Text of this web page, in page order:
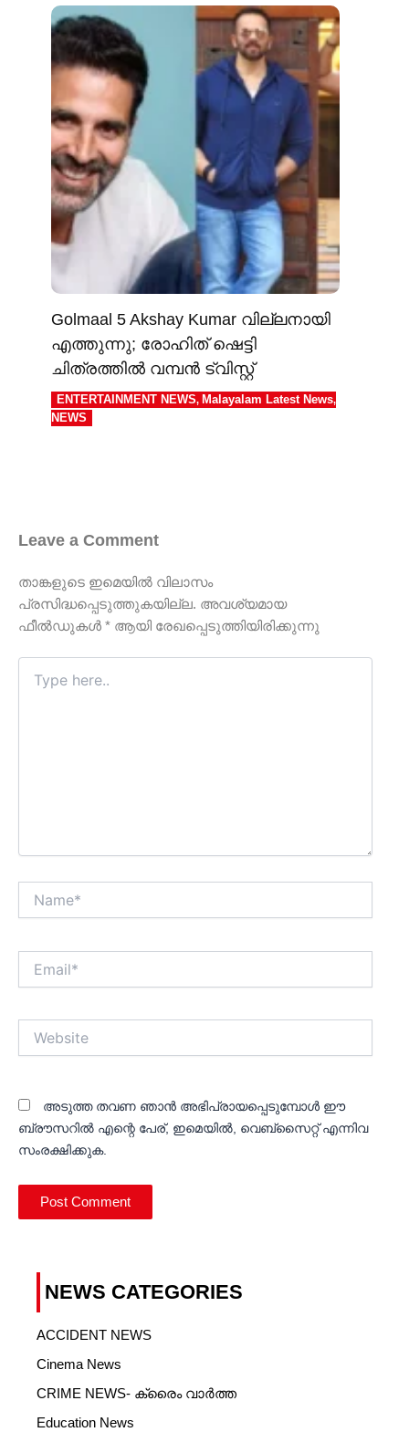
Golmaal 5 Akshay Kumar വില്ലനായി
എത്തുന്നു; രോഹിത് ഷെട്ടി
ചിത്രത്തിൽ വമ്പൻ ട്വിസ്റ്റ്
ENTERTAINMENT NEWS, Malayalam Latest News,
NEWS
Leave a Comment
താങ്കളുടെ ഇമെയില്‍ വിലാസം
പ്രസിദ്ധപ്പെടുത്തുകയില്ല. അവശ്യമായ
ഫീല്‍ഡുകള്‍ * ആയി രേഖപ്പെടുത്തിയിരിക്കുന്നു
Type
here..
അടുത്ത തവണ ഞാൻ അഭിപ്രായപ്പെടുമ്പോൾ ഈ
ബ്രൗസറിൽ എന്റെ പേര്, ഇമെയിൽ, വെബ്സൈറ്റ് എന്നിവ
സംരക്ഷിക്കുക.
NEWS CATEGORIES
ACCIDENT NEWS
Cinema News
CRIME NEWS- ക്രൈം വാർത്ത
Education News